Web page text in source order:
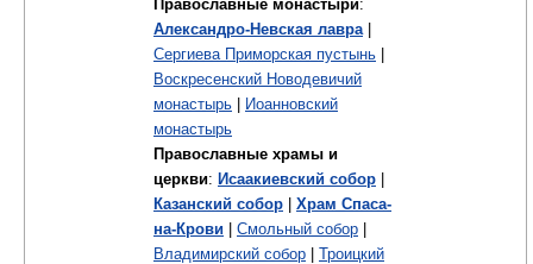
Православные монастыри:
Александро-Невская лавра|
Сергиева Приморская пустынь
Воскресенский Новодевичий
монастырь
Иоанновский
монастырь
Православные храмы и
церкви: Исаакиевский собор
Казанский собор
Храм Спаса-
на-Крови
Смольный собор
Владимирский собор
Троицкий